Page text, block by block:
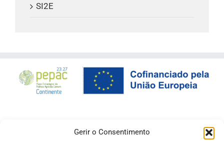
Gerir o Consentimento
SI2E